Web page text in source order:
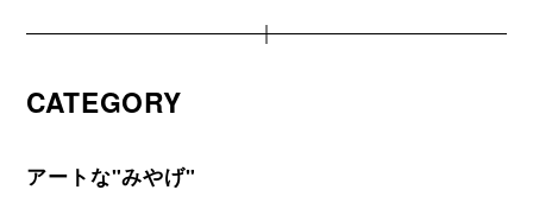
CATEGORY
アートな"みやげ"